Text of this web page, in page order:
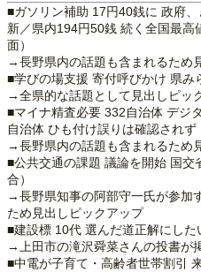
■ガソリン補助 17円40銭に 政府
新／県内194円50銭 続く全国最
面）
→長野県内の話題も含まれるため
■学びの場支援 寄付呼びかけ 県み
→全県的な話題として見出しピッ
■マイナ精査必要 332自治体 デジ
自治体 ひも付け誤りは確認されず
→長野県内の話題も含まれるため
■公共交通の課題 議論を開始 国
合）
→長野県知事の阿部守一氏が参加
ため見出しピックアップ
■建設標 10代 選んだ道正解にした
→上田市の滝沢舜菜さんの投書が
■中電が子育て・高齢者世帯割引